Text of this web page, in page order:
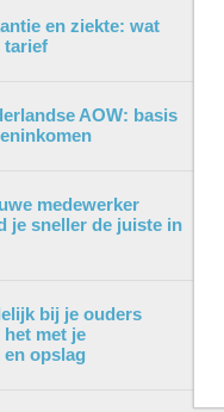
en ziekte: wat
tarief
AOW: basis
medewerker
je sneller de juiste in
bij je ouders
met je
opslag